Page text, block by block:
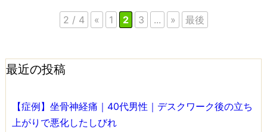
2 / 4 « 1 2 3 ... » 最後
最近の投稿
【症例】坐骨神経痛｜40代男性｜デスクワーク後の立ち
上がりで悪化したしびれ